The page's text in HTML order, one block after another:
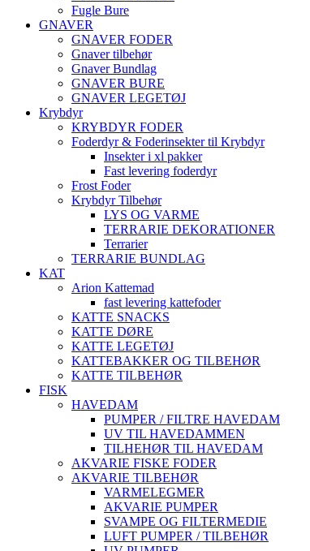
Fugle Bure
GNAVER
GNAVER FODER
Gnaver tilbehør
Gnaver Bundlag
GNAVER BURE
GNAVER LEGETØJ
Krybdyr
KRYBDYR FODER
Foderdyr & Foderinsekter til Krybdyr
Insekter i xl pakker
Fast levering foderdyr
Frost Foder
Krybdyr Tilbehør
LYS OG VARME
TERRARIE DEKORATIONER
Terrarier
TERRARIE BUNDLAG
KAT
Arion Kattemad
fast levering kattefoder
KATTE SNACKS
KATTE DØRE
KATTE LEGETØJ
KATTEBAKKER OG TILBEHØR
KATTE TILBEHØR
FISK
HAVEDAM
PUMPER / FILTRE HAVEDAM
UV TIL HAVEDAMMEN
TILHEHØR TIL HAVEDAM
AKVARIE FISKE FODER
AKVARIE TILBEHØR
VARMELEGMER
AKVARIE PUMPER
SVAMPE OG FILTERMEDIE
LUFT PUMPER / TILBEHØR